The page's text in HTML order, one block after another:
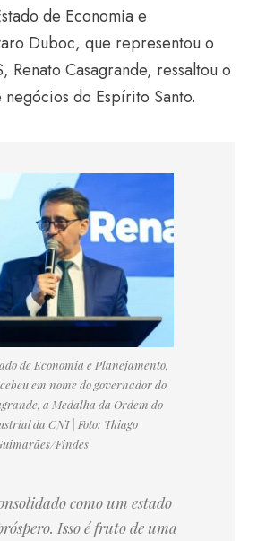
de Economia e
Duboc, que representou o
Renato Casagrande, ressaltou o
do Espírito Santo.
de Economia e Planejamento,
em nome do governador do
a Medalha da Ordem do
da CNI | Foto: Thiago
Findes
como um estado
Isso é fruto de uma